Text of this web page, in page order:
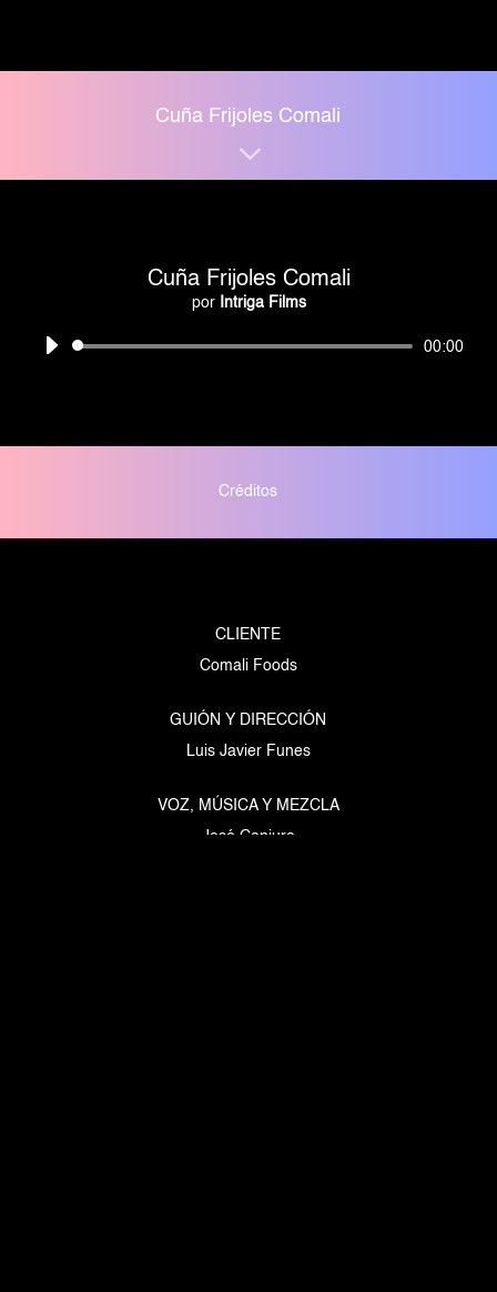
Cuña Frijoles Comali
3
Cuña Frijoles Comali
por Intriga Films
Reproductor
00:00
Créditos
CLIENTE
Comali Foods
GUIÓN Y DIRECCIÓN
Luis Javier Funes
VOZ, MÚSICA Y MEZCLA
José Canjura